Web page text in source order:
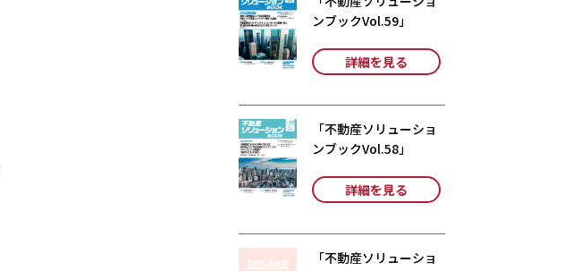
ンブックVol.59」
詳細を見る
「不動産ソリューショ
ンブックVol.58」
詳細を見る
「不動産ソリューショ